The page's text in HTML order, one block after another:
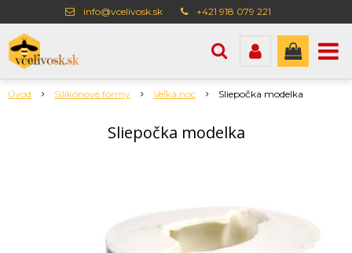
info@vcelivosk.sk +421 918 079 221
Úvod Silikónové formy Veľká noc Sliepočka modelka
Sliepočka modelka